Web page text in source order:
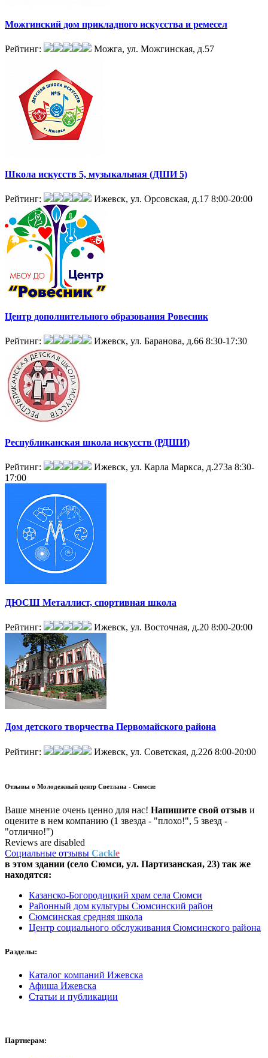
Можгинский дом прикладного искусства и ремесел
Рейтинг: Можга, ул. Можгинская, д.57
Школа искусств 5, музыкальная (ДШИ 5)
Рейтинг: Ижевск, ул. Орсовская, д.17 8:00-20:00
Центр дополнительного образования Ровесник
Рейтинг: Ижевск, ул. Баранова, д.66 8:30-17:30
Республиканская школа искусств (РДШИ)
Рейтинг: Ижевск, ул. Карла Маркса, д.273а 8:30-
17:00
ДЮСШ Металлист, спортивная школа
Рейтинг: Ижевск, ул. Восточная, д.20 8:00-20:00
Дом детского творчества Первомайского района
Рейтинг: Ижевск, ул. Советская, д.22б 8:00-20:00
Отзывы о Молодежный центр Светлана - Сюмси:
Ваше мнение очень ценно для нас! Напишите свой отзыв и
оцените в нем компанию (1 звезда - "плохо!", 5 звезд -
"отлично!")
Reviews are disabled
Социальные отзывы Cackle
в этом здании (село Сюмси, ул. Партизанская, 23) так же
находятся:
Казанско-Богородицкий храм села Сюмси
Районный дом культуры Сюмсинский район
Сюмсинская средняя школа
Центр социального обслуживания Сюмсинского района
Разделы:
Каталог компаний Ижевска
Афиша Ижевска
Статьи и публикации
Партнерам: